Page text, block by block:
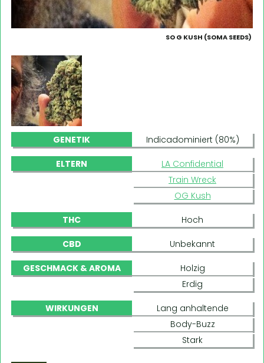
SO G KUSH (SOMA SEEDS)
GENETIK Indicadominiert (80%)
ELTERN
LA Confidential
Train Wreck
OG Kush
THC Hoch
CBD Unbekannt
GESCHMACK & AROMA
Holzig
Erdig
WIRKUNGEN
Lang anhaltende
Body-Buzz
Stark